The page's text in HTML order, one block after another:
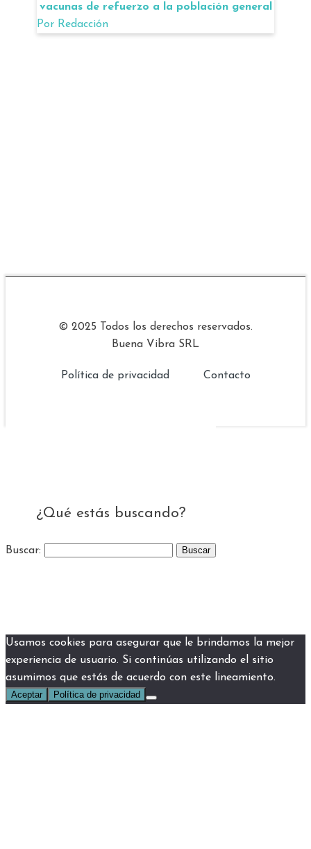
vacunas de refuerzo a la población general
Por Redacción
© 2025 Todos los derechos reservados.
Buena Vibra SRL
Política de privacidad Contacto
¿Qué estás buscando?
Buscar:
Usamos cookies para asegurar que le brindamos la mejor
experiencia de usuario. Si continúas utilizando el sitio
asumimos que estás de acuerdo con este lineamiento.
Aceptar Política de privacidad